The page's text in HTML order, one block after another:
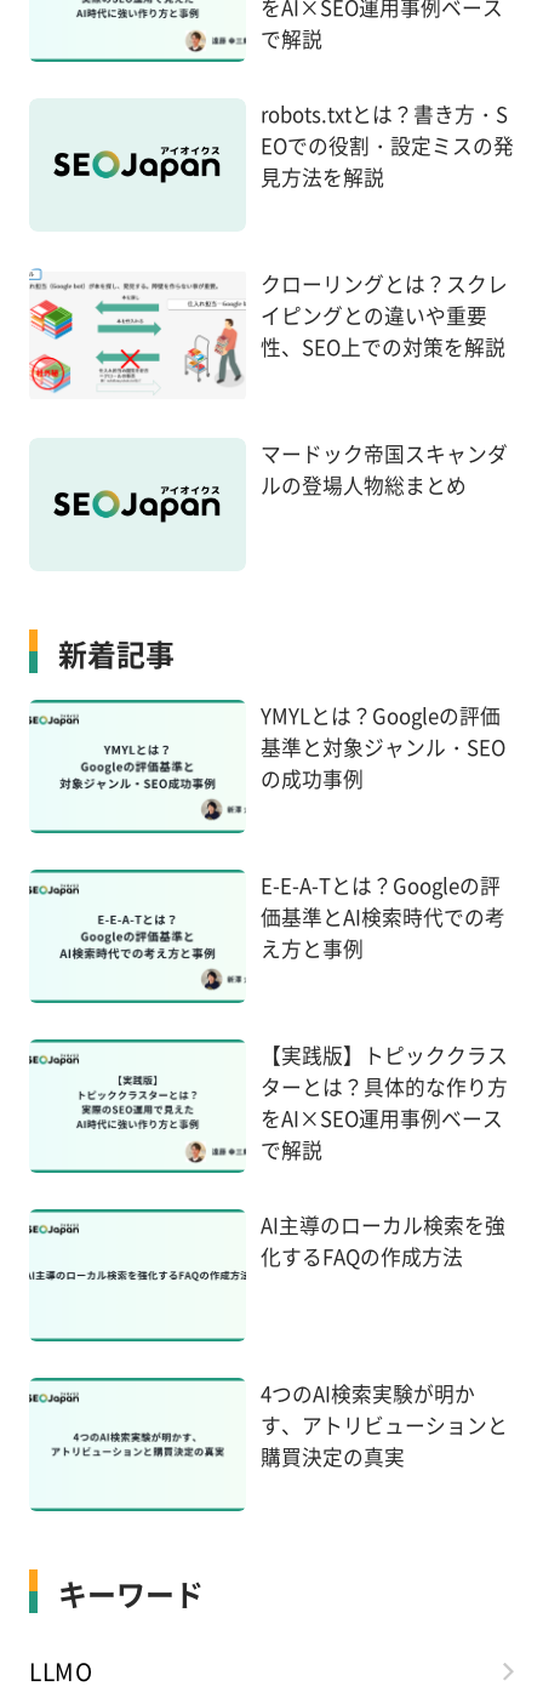
をAI×SEO運用事例ベース
で解説
robots.txtとは？書き方・S
EOでの役割・設定ミスの発
見方法を解説
クローリングとは？スクレ
イピングとの違いや重要
性、SEO上での対策を解説
マードック帝国スキャンダ
ルの登場人物総まとめ
新着記事
YMYLとは？Googleの評価
基準と対象ジャンル・SEO
の成功事例
E-E-A-Tとは？Googleの評
価基準とAI検索時代での考
え方と事例
【実践版】トピッククラス
ターとは？具体的な作り方
をAI×SEO運用事例ベース
で解説
AI主導のローカル検索を強
化するFAQの作成方法
4つのAI検索実験が明か
す、アトリビューションと
購買決定の真実
キーワード
LLMO